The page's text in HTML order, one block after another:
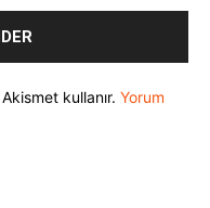
kullanır. Yorum